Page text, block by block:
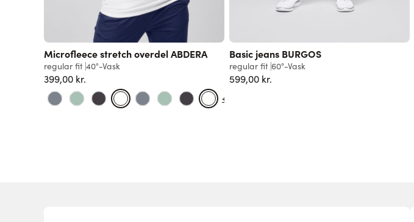
Microfleece stretch overdel ABDERA
regular fit 40°-Vask
399,00 kr.
+3
Basic jeans BURGOS
regular fit 60°-Vask
599,00 kr.